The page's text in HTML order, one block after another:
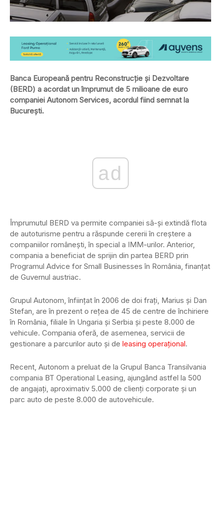
Banca Europeană pentru Reconstrucţie şi Dezvoltare
(BERD) a acordat un împrumut de 5 milioane de euro
companiei Autonom Services, acordul fiind semnat la
Bucureşti.
ad
Împrumutul BERD va permite companiei să-şi extindă flota
de autoturisme pentru a răspunde cererii în creştere a
companiilor româneşti, în special a IMM-urilor. Anterior,
compania a beneficiat de sprijin din partea BERD prin
Programul Advice for Small Businesses în România, finanţat
de Guvernul austriac.
Grupul Autonom, înfiinţat în 2006 de doi fraţi, Marius şi Dan
Stefan, are în prezent o reţea de 45 de centre de închiriere
în România, filiale în Ungaria şi Serbia şi peste 8.000 de
vehicule. Compania oferă, de asemenea, servicii de
gestionare a parcurilor auto şi de leasing operaţional.
Recent, Autonom a preluat de la Grupul Banca Transilvania
compania BT Operational Leasing, ajungând astfel la 500
de angajaţi, aproximativ 5.000 de clienţi corporate şi un
parc auto de peste 8.000 de autovehicule.